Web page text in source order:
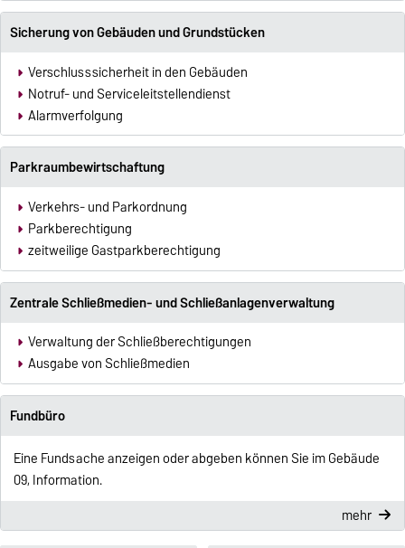
Sicherung von Gebäuden und Grundstücken
Verschlusssicherheit in den Gebäuden
Notruf- und Serviceleitstellendienst
Alarmverfolgung
Parkraumbewirtschaftung
Verkehrs- und Parkordnung
Parkberechtigung
zeitweilige Gastparkberechtigung
Zentrale Schließmedien- und Schließanlagenverwaltung
Verwaltung der Schließberechtigungen
Ausgabe von Schließmedien
Fundbüro
Eine Fundsache anzeigen oder abgeben können Sie im Gebäude
09, Information.
mehr